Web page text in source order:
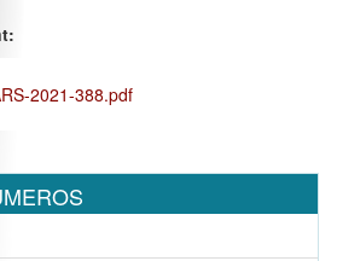
2021-388.pdf